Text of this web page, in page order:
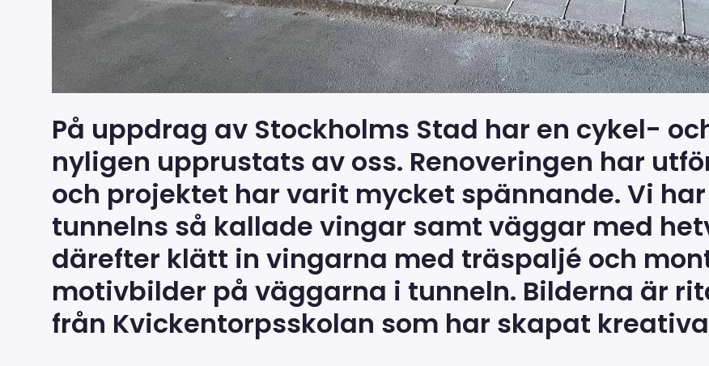
På uppdrag av Stockholms Stad har en cykel-
nyligen upprustats av oss. Renoveringen har
och projektet har varit mycket spännande. Vi
tunnelns så kallade vingar samt väggar med
därefter klätt in vingarna med träspaljé och
motivbilder på väggarna i tunneln. Bilderna är
från Kvickentorpsskolan som har skapat